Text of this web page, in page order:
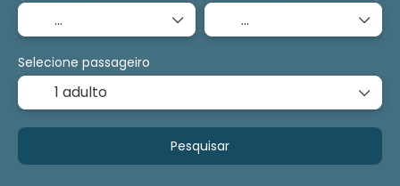
Selecione passageiro
1 adulto
Pesquisar